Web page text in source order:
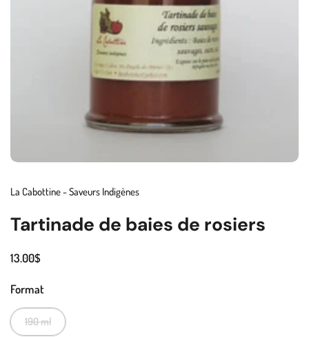
La Cabottine - Saveurs Indigènes
Tartinade de baies de rosiers
13.00$
Format
190 ml